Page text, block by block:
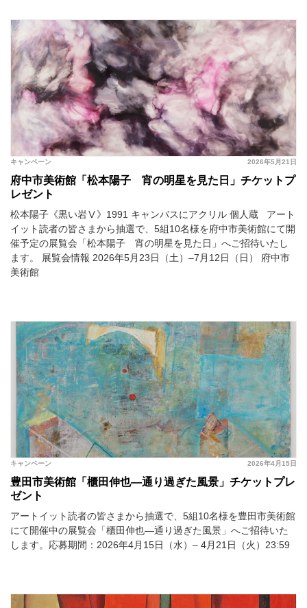
2026年5月21日
キャンペーン
府中市美術館「松本陽子 宵の明星を見た日」チケットプ
レゼント
松本陽子《黒い岩Ⅴ》1991 キャンバスにアクリル 個人蔵 アート
イット読者の皆さまから抽選で、5組10名様を府中市美術館にて開
催予定の展覧会「松本陽子 宵の明星を見た日」へご招待いたし
ます。 展覧会情報 2026年5月23日（土）–7月12日（日） 府中市
美術館
2026年4月15日
キャンペーン
豊田市美術館「櫃田伸也―通り過ぎた風景」チケットプレ
ゼント
アートイット読者の皆さまから抽選で、5組10名様を豊田市美術館
にて開催中の展覧会「櫃田伸也―通り過ぎた風景」へご招待いた
します。応募期間：2026年4月15日（水）– 4月21日（火）23:59